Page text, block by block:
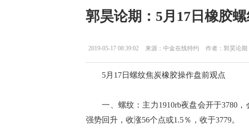
郭昊论期：5月17日橡胶
2019-05-17 08:39:02 来源：中金在线特约 作者：郭昊论期
5月17日螺纹焦炭橡胶操作盘前观点
一、螺纹：主力1910rb夜盘会开于3780，
强势回升，收涨56个点或1.5％，收于3779。